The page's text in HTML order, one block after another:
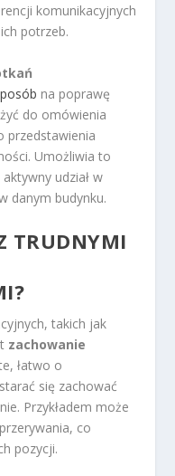
komunikacyjnych
potrzeb.
na poprawę
do omówienia
przedstawienia
Umożliwia to
udział w
danym budynku.
TRUDNYMI
takich jak
zachowanie
łatwo o
się zachować
Przykładem może
co
pozycji.